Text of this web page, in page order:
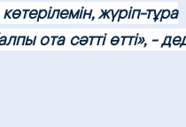
жүріп-тұра
ота сәтті өтті», -